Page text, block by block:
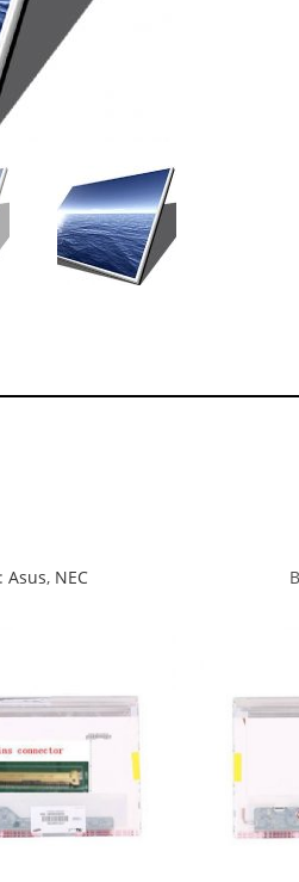
Asus, NEC